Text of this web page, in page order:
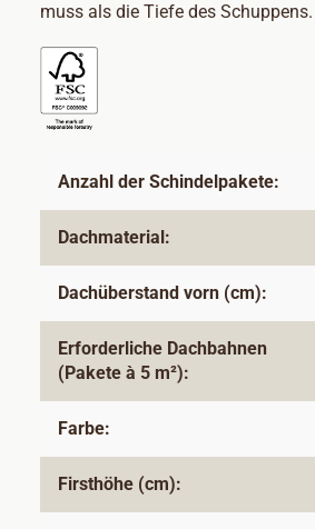
muss als die Tiefe des Schuppens.
Anzahl der Schindelpakete:
Dachmaterial:
Dachüberstand vorn (cm):
Erforderliche Dachbahnen
(Pakete à 5 m²):
Farbe:
Firsthöhe (cm):